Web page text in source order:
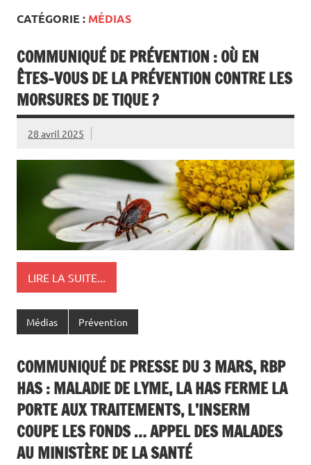
CATÉGORIE : MÉDIAS
COMMUNIQUÉ DE PRÉVENTION : OÙ EN
ÊTES-VOUS DE LA PRÉVENTION CONTRE LES
MORSURES DE TIQUE ?
28 avril 2025
LIRE LA SUITE...
Médias Prévention
COMMUNIQUÉ DE PRESSE DU 3 MARS, RBP
HAS : MALADIE DE LYME, LA HAS FERME LA
PORTE AUX TRAITEMENTS, L’INSERM
COUPE LES FONDS … APPEL DES MALADES
AU MINISTÈRE DE LA SANTÉ